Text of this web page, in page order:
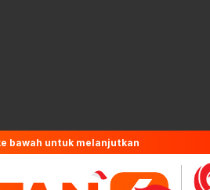
bawah untuk melanjutkan